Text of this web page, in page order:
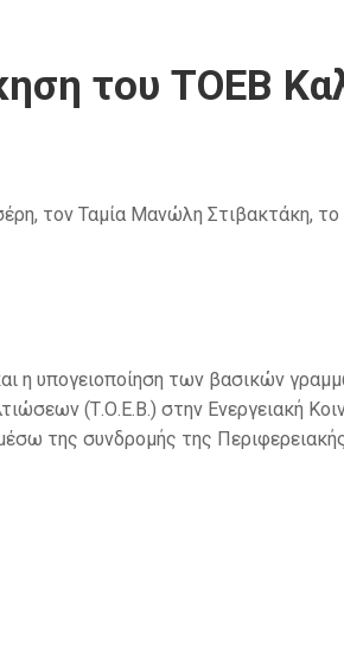
του ΤΟΕΒ
τον Ταμία Μανώλη Στιβακτάκη, το
η υπογειοποίηση των βασικών
(Τ.Ο.Ε.Β.) στην Ενεργειακή
της συνδρομής της